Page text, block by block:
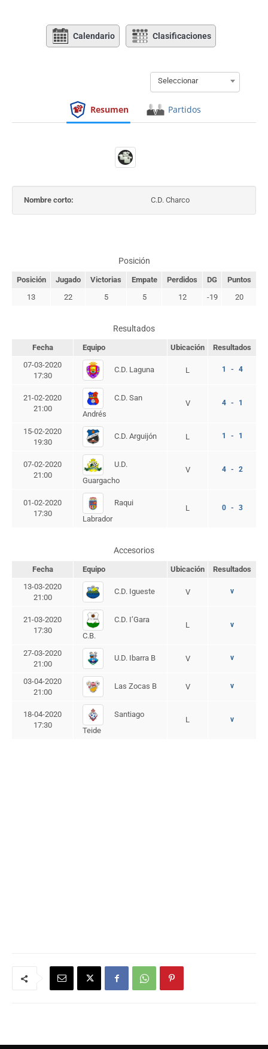
Calendario Clasificaciones
Seleccionar
Resumen Partidos
Nombre corto: C.D. Charco
Posición
Posición Jugado Victorias Empate Perdidos DG
Puntos
13
22 5 5 12 -19 20
Resultados
Fecha Equipo Ubicación
Resultados
07-03-2020
17:30
C.D. Laguna L 1 - 4
21-02-2020
21:00
C.D. San
Andrés
V 4 - 1
15-02-2020
19:30
C.D. Arguijón L 1 - 1
07-02-2020
21:00
U.D.
Guargacho
V 4 - 2
01-02-2020
17:30
Raqui
Labrador
L 0 - 3
Accesorios
Fecha Equipo Ubicación
Resultados
13-03-2020
21:00
C.D. Igueste V v
21-03-2020
17:30
C.D. I’Gara
C.B.
L v
27-03-2020
21:00
U.D. Ibarra B V v
03-04-2020
21:00
Las Zocas B V v
18-04-2020
17:30
Santiago
Teide
L v